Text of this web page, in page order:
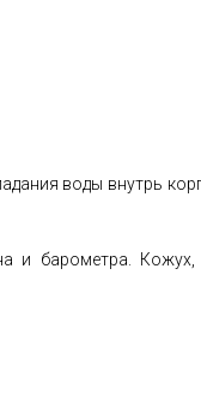
воды внутрь
барометра. Кожух,